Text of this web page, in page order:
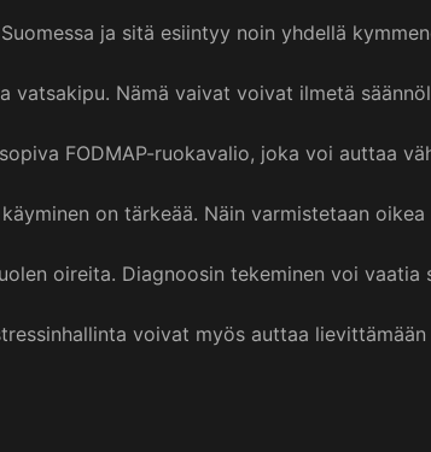
ja sitä esiintyy noin yhdellä
vatsakipu. Nämä vaivat voivat ilmetä
FODMAP-ruokavalio, joka voi auttaa
on tärkeää. Näin varmistetaan
oireita. Diagnoosin tekeminen voi vaatia
voivat myös auttaa